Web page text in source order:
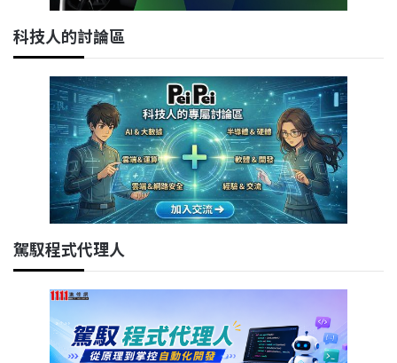
科技人的討論區
駕馭程式代理人